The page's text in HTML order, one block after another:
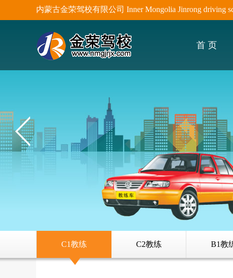
内蒙古金荣驾校有限公司 Inner Mongolia Jinrong driving
首 页
C1教练 C2教练 B1教